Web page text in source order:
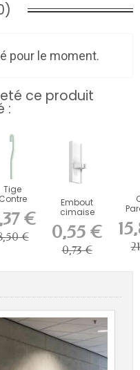
pour le moment.
ce produit
:
Tige
Contre
4 X
en
20 kg
-...
€
€
Embout
cimaise
newly R30 -
accrochage...
0,55 €
0,73 €